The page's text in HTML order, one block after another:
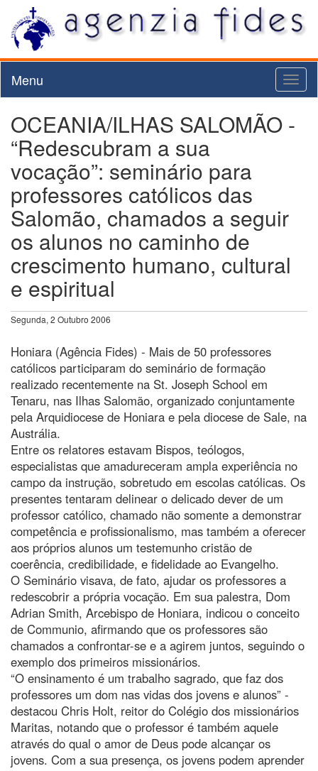
Menu
OCEANIA/ILHAS SALOMÃO -
“Redescubram a sua
vocação”: seminário para
professores católicos das
Salomão, chamados a seguir
os alunos no caminho de
crescimento humano, cultural
e espiritual
Segunda, 2 Outubro 2006
Honiara (Agência Fides) - Mais de 50 professores
católicos participaram do seminário de formação
realizado recentemente na St. Joseph School em
Tenaru, nas Ilhas Salomão, organizado conjuntamente
pela Arquidiocese de Honiara e pela diocese de Sale, na
Austrália.
Entre os relatores estavam Bispos, teólogos,
especialistas que amadureceram ampla experiência no
campo da instrução, sobretudo em escolas católicas. Os
presentes tentaram delinear o delicado dever de um
professor católico, chamado não somente a demonstrar
competência e profissionalismo, mas também a oferecer
aos próprios alunos um testemunho cristão de
coerência, credibilidade, e fidelidade ao Evangelho.
O Seminário visava, de fato, ajudar os professores a
redescobrir a própria vocação. Em sua palestra, Dom
Adrian Smith, Arcebispo de Honiara, indicou o conceito
de Communio, afirmando que os professores são
chamados a confrontar-se e a agirem juntos, seguindo o
exemplo dos primeiros missionários.
“O ensinamento é um trabalho sagrado, que faz dos
professores um dom nas vidas dos jovens e alunos” -
destacou Chris Holt, reitor do Colégio dos missionários
Maritas, notando que o professor é também aquele
através do qual o amor de Deus pode alcançar os
jovens. Com a sua presença, os jovens podem aprender